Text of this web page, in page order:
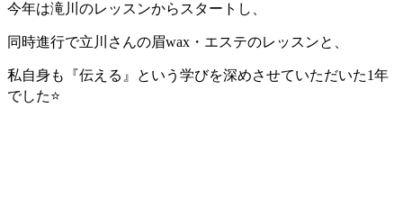
今年は滝川のレッスンからスタートし、
同時進行で立川さんの眉wax・エステのレッスンと、
私自身も『伝える』という学びを深めさせていただいた1年
でした⭐️